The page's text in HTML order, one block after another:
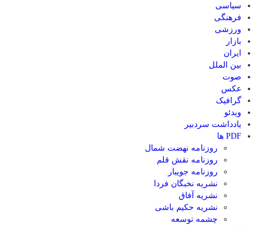
سیاسی
فرهنگی
ورزشی
بازار
ایران
بین الملل
صوت
عکس
گرافیک
ویدئو
یادداشت سردبیر
PDF ها
روزنامه نهضت شمال
روزنامه نقش قلم
روزنامه جویبار
نشریه نخبگان فردا
نشریه آفاق
نشریه حکیم باشی
چشمه توسعه